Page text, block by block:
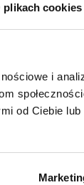
plikach cookies
i
od Ciebie lub